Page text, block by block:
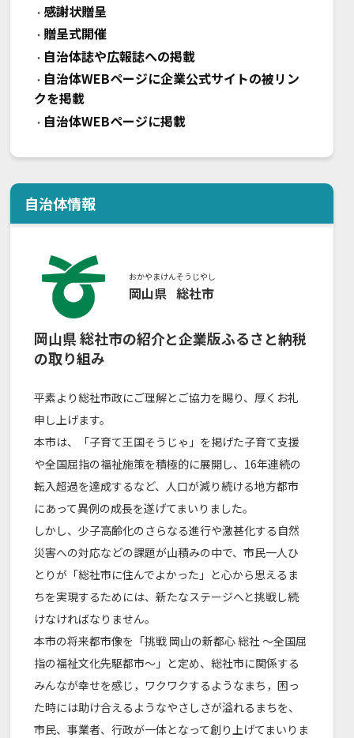
・感謝状贈呈
・ 贈呈式開催
・ 自治体誌や広報誌への掲載
・ 自治体WEBページに企業公式サイトの被リン
クを掲載
・ 自治体WEBページに掲載
自治体情報
おかやまけん
岡山県
そうじやし
総社市
岡山県総社市の紹介と企業版ふるさと納税
の取り組み
平素より総社市政にご理解とご協力を賜り、厚くお礼
申し上げます。
本市は、「子育て王国そうじゃ」を掲げた子育て支援
や全国屈指の福祉施策を積極的に展開し、16年連続の
転入超過を達成するなど、人口が減り続ける地方都市
にあって異例の成長を遂げてまいりました。
しかし、少子高齢化のさらなる進行や激甚化する自然
災害への対応などの課題が山積みの中で、市民一人ひ
とりが「総社市に住んでよかった」と心から思えるま
ちを実現するためには、新たなステージへと挑戦し続
けなければなりません。
本市の将来都市像を「挑戦 岡山の新都心 総社 〜全国屈
指の福祉文化先駆都市〜」と定め、総社市に関係する
みんなが幸せを感じ，ワクワクするようなまち，困っ
た時には助け合えるようなやさしさが溢れるまちを、
市民、事業者、行政が一体となって創り上げてまいりま